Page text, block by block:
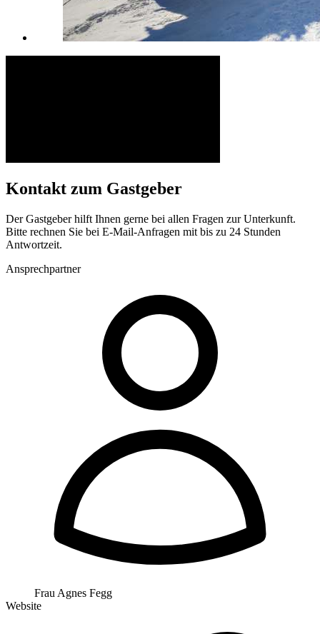
Kontakt zum Gastgeber
Der Gastgeber hilft Ihnen gerne bei allen Fragen zur Unterkunft.
Bitte rechnen Sie bei E-Mail-Anfragen mit bis zu 24 Stunden
Antwortzeit.
Ansprechpartner
Frau Agnes Fegg
Website